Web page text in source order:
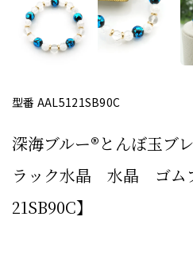
型番 AAL5121SB90C
深海ブルー®とんぼ玉
ラック水晶 水晶 ゴム
21SB90C】